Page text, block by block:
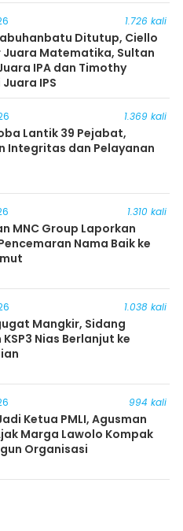
1.726 kali
Ditutup, Ciello
Juara Matematika, Sultan
IPA dan Timothy
IPS
1.369 kali
Lantik 39 Pejabat,
Integritas dan Pelayanan
1.310 kali
MNC Group Laporkan
Nama Baik ke
1.038 kali
Mangkir, Sidang
Nias Berlanjut ke
994 kali
Ketua PMLI, Agusman
Marga Lawolo Kompak
Organisasi